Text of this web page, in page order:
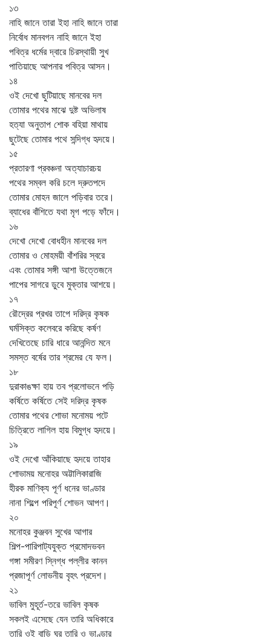
১৩
নাহি জানে তারা ইহা নাহি জানে তারা
নির্বোধ মানবগন নাহি জানে ইহা
পবিত্র ধর্মের দ্বারে চিরস্থায়ী সুখ
পাতিয়াছে আপনার পবিত্র আসন।
১৪
ওই দেখো ছুটিয়াছে মানবের দল
তোমার পথের মাঝে দুষ্ট অভিলাষ
হত্যা অনুতাপ শোক বহিয়া মাথায়
ছুটেছে তোমার পথে সন্দিগ্ধ হৃদয়ে।
১৫
প্রতারণা প্রবঞ্চনা অত্যাচারচয়
পথের সম্বল করি চলে দ্রুতপদে
তোমার মোহন জালে পড়িবার তরে।
ব্যাধের বাঁশিতে যথা মৃগ পড়ে ফাঁদে।
১৬
দেখো দেখো বোধহীন মানবের দল
তোমার ও মোহময়ী বাঁশরির স্বরে
এবং তোমার সঙ্গী আশা উত্তেজনে
পাপের সাগরে ডুবে মুক্তার আশয়ে।
১৭
রৌদ্রের প্রখর তাপে দরিদ্র কৃষক
ঘর্মসিক্ত কলেবরে করিছে কর্ষণ
দেখিতেছে চারি ধারে আনন্দিত মনে
সমস্ত বর্ষের তার শ্রমের যে ফল।
১৮
দুরাকাঙক্ষা হায় তব প্রলোভনে পড়ি
কর্ষিতে কর্ষিতে সেই দরিদ্র কৃষক
তোমার পথের শোভা মনোময় পটে
চিত্রিতে লাগিল হায় বিমুগ্ধ হৃদয়ে।
১৯
ওই দেখো আঁকিয়াছে হৃদয়ে তাহার
শোভাময় মনোহর অট্টালিকারাজি
হীরক মাণিক্য পূর্ণ ধনের ভাণ্ডার
নানা শিল্পে পরিপূর্ণ শোভন আপণ।
২০
মনোহর কুঞ্জবন সুখের আগার
শিল্প-পারিপাট্যযুক্ত প্রমোদভবন
গঙ্গা সমীরণ স্নিগ্ধ পল্লীর কানন
প্রজাপূর্ণ লোভনীয় বৃহৎ প্রদেশ।
২১
ভাবিল মুহূর্ত-তরে ভাবিল কৃষক
সকলই এসেছে যেন তারি অধিকারে
তারি ওই বাড়ি ঘর তারি ও ভাণ্ডার